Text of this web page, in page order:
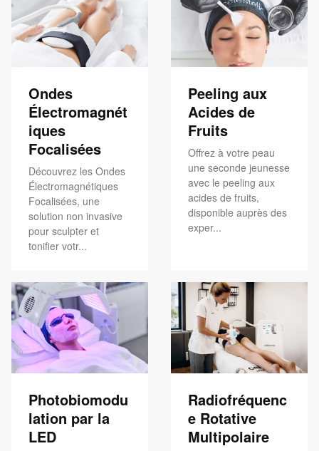
Ondes
Électromagnét
iques
Focalisées
Découvrez les Ondes
Électromagnétiques
Focalisées, une
solution non invasive
pour sculpter et
tonifier votr...
Peeling aux
Acides de
Fruits
Offrez à votre peau
une seconde jeunesse
avec le peeling aux
acides de fruits,
disponible auprès des
exper...
Photobiomodu
lation par la
LED
Radiofréquenc
e Rotative
Multipolaire